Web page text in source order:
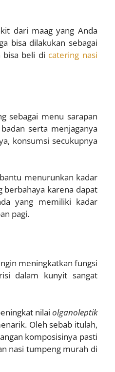
dari maag yang Anda
bisa dilakukan sebagai
bisa beli di catering nasi
sebagai menu sarapan
serta menjaganya
konsumsi secukupnya
menurunkan kadar
berbahaya karena dapat
yang memiliki kadar
pagi.
meningkatkan fungsi
dalam kunyit sangat
nilai olganoleptik
Oleh sebab itulah,
komposisinya pasti
nasi tumpeng murah di